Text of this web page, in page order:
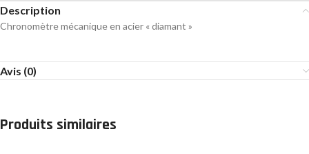
Description
Chronomètre mécanique en acier « diamant »
Avis (0)
Produits similaires